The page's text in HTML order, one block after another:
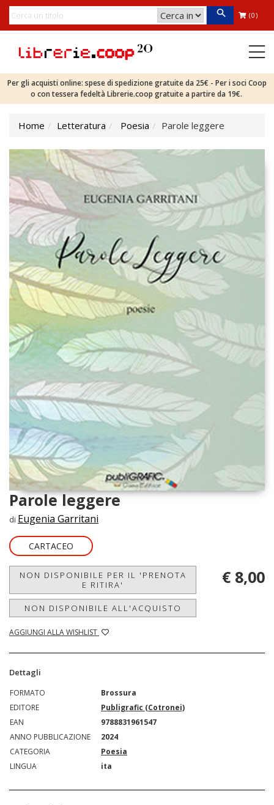
(0)
Per gli acquisti online: spese di spedizione gratuite da 25€ - Per i soci Coop
o con tessera fedeltà Librerie.coop gratuite a partire da 19€.
Home Letteratura Poesia Parole leggere
Parole leggere
di Eugenia Garritani
CARTACEO
NON DISPONIBILE PER IL 'PRENOTA
E RITIRA'
NON DISPONIBILE ALL'ACQUISTO
AGGIUNGI ALLA WISHLIST
€ 8,00
Dettagli
FORMATO
Brossura
EDITORE
Publigrafic (Cotronei)
EAN
9788831961547
ANNO PUBBLICAZIONE
2024
CATEGORIA
Poesia
LINGUA
ita